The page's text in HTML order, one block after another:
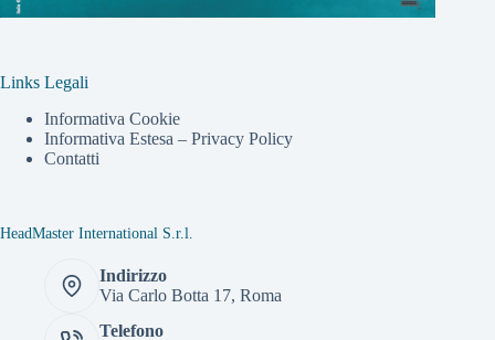
Links Legali
Informativa Cookie
Informativa Estesa – Privacy Policy
Contatti
HeadMaster International S.r.l.
Indirizzo
Via Carlo Botta 17, Roma
Telefono